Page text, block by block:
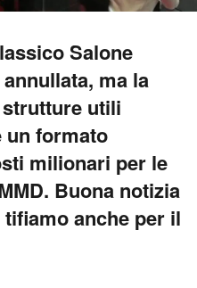
Salone
ma la
utili
un formato
milionari per le
Buona notizia
anche per il